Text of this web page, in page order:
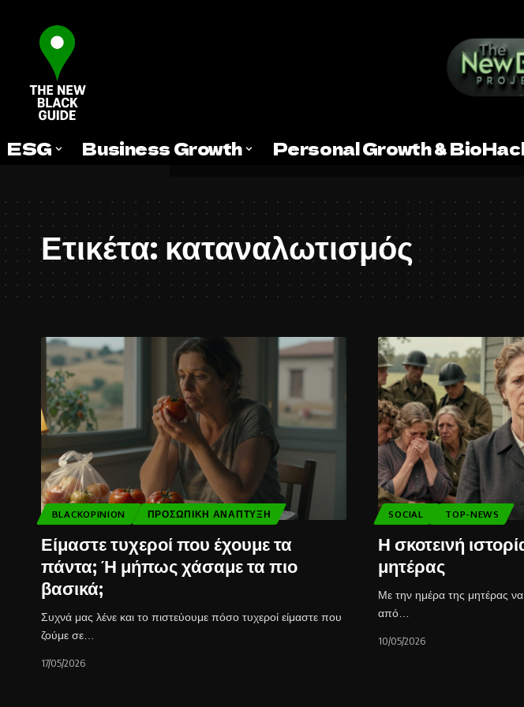
ESG Business Growth Personal Growth &
Ετικέτα:καταναλωτισμός
BLACKOPINION ΠΡΟΣΩΠΙΚΉ ΑΝΆΠΤΥΞΗ
Είμαστε τυχεροί που έχουμε τα
πάντα; Ή μήπως χάσαμε τα πιο
βασικά;
Συχνά μας λένε και το πιστεύουμε πόσο τυχεροί είμαστε που
ζούμε σε…
17/05/2026
SOCIAL TOP-NEWS
Η σκοτεινή
μητέρας
Με την ημέρα της μητέρας να
από…
10/05/2026